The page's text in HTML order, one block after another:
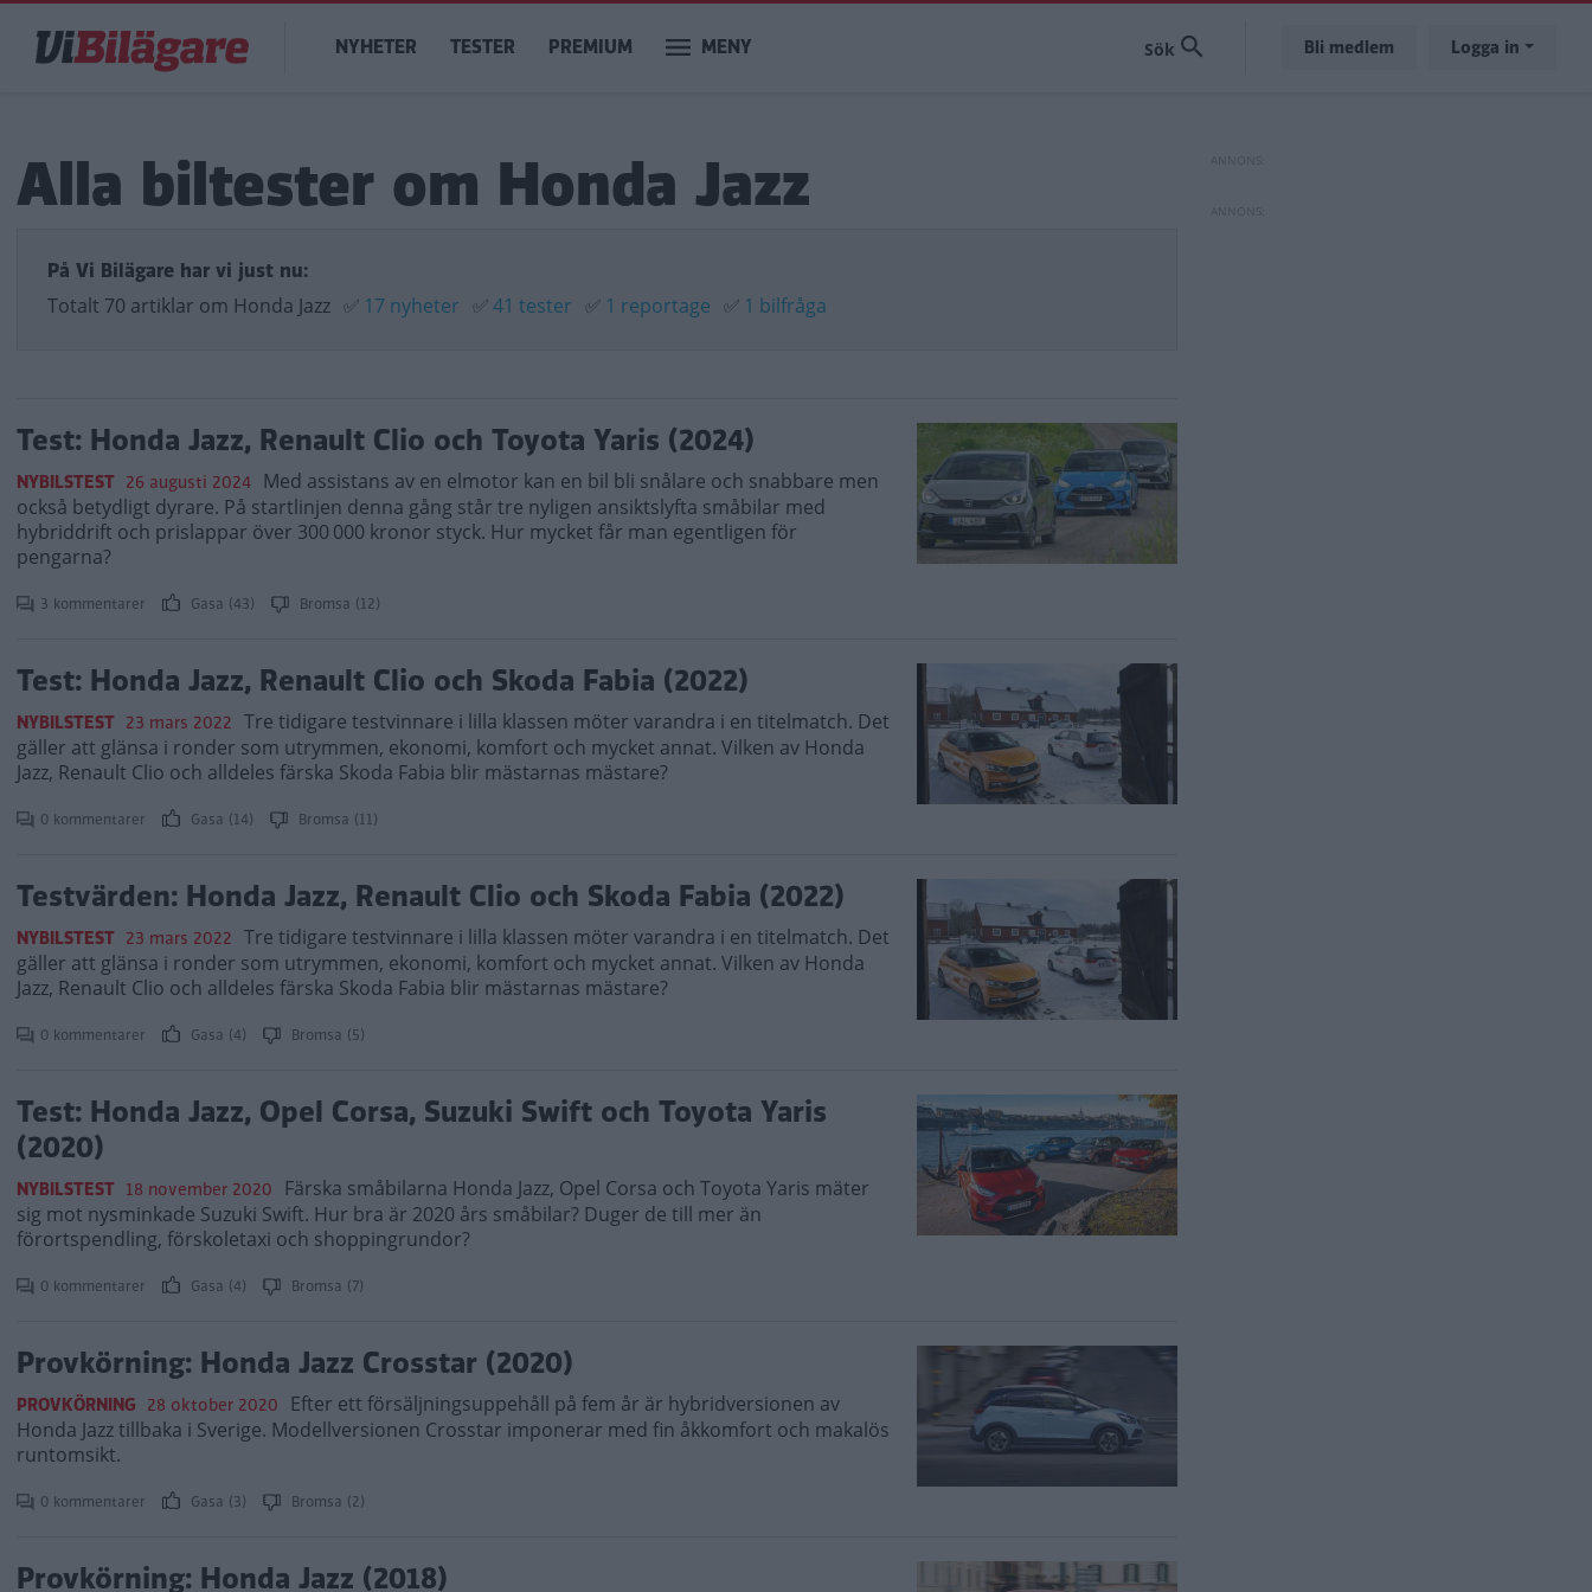
huvudinnehåll
Main
navigation
NYHETER TESTER PREMIUM MENY Bli medlem Logga in
Alla biltester om Honda Jazz
På Vi Bilägare har vi just nu:
Totalt 70 artiklar om Honda Jazz ✅ 17 nyheter ✅41 tester ✅ 1 reportage ✅ 1 bilfråga
Test: Honda Jazz, Renault Clio och Toyota Yaris (2024)
NYBILSTEST 26 augusti 2024 Med assistans av en elmotor kan en bil bli snålare och snabbare men
också betydligt dyrare. På startlinjen denna gång står tre nyligen ansiktslyfta småbilar med
hybriddrift och prislappar över 300 000 kronor styck. Hur mycket får man egentligen för
pengarna?
3 kommentarer Gasa (43) Bromsa (12)
Test: Honda Jazz, Renault Clio och Skoda Fabia (2022)
NYBILSTEST 23 mars 2022 Tre tidigare testvinnare i lilla klassen möter varandra i en titelmatch. Det
gäller att glänsa i ronder som utrymmen, ekonomi, komfort och mycket annat. Vilken av Honda
Jazz, Renault Clio och alldeles färska Skoda Fabia blir mästarnas mästare?
0 kommentarer Gasa (14) Bromsa (11)
Testvärden: Honda Jazz, Renault Clio och Skoda Fabia (2022)
NYBILSTEST 23 mars 2022 Tre tidigare testvinnare i lilla klassen möter varandra i en titelmatch. Det
gäller att glänsa i ronder som utrymmen, ekonomi, komfort och mycket annat. Vilken av Honda
Jazz, Renault Clio och alldeles färska Skoda Fabia blir mästarnas mästare?
0 kommentarer Gasa (4) Bromsa (5)
Test: Honda Jazz, Opel Corsa, Suzuki Swift och Toyota Yaris
(2020)
NYBILSTEST 18 november 2020 Färska småbilarna Honda Jazz, Opel Corsa och Toyota Yaris mäter
sig mot nysminkade Suzuki Swift. Hur bra är 2020 års småbilar? Duger de till mer än
förortspendling, förskoletaxi och shoppingrundor?
0 kommentarer Gasa (4) Bromsa (7)
Provkörning: Honda Jazz Crosstar (2020)
PROVKÖRNING 28 oktober 2020 Efter ett försäljningsuppehåll på fem år är hybridversionen av
Honda Jazz tillbaka i Sverige. Modellversionen Crosstar imponerar med fin åkkomfort och makalös
runtomsikt.
0 kommentarer Gasa (3) Bromsa (2)
Provkörning: Honda Jazz (2018)